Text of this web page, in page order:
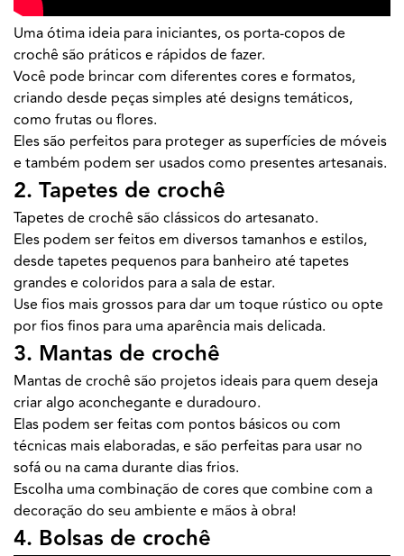
Uma ótima ideia para iniciantes, os porta-copos de
crochê são práticos e rápidos de fazer.
Você pode brincar com diferentes cores e formatos,
criando desde peças simples até designs temáticos,
como frutas ou flores.
Eles são perfeitos para proteger as superfícies de móveis
e também podem ser usados como presentes artesanais.
2. Tapetes de crochê
Tapetes de crochê são clássicos do artesanato.
Eles podem ser feitos em diversos tamanhos e estilos,
desde tapetes pequenos para banheiro até tapetes
grandes e coloridos para a sala de estar.
Use fios mais grossos para dar um toque rústico ou opte
por fios finos para uma aparência mais delicada.
3. Mantas de crochê
Mantas de crochê são projetos ideais para quem deseja
criar algo aconchegante e duradouro.
Elas podem ser feitas com pontos básicos ou com
técnicas mais elaboradas, e são perfeitas para usar no
sofá ou na cama durante dias frios.
Escolha uma combinação de cores que combine com a
decoração do seu ambiente e mãos à obra!
4. Bolsas de crochê